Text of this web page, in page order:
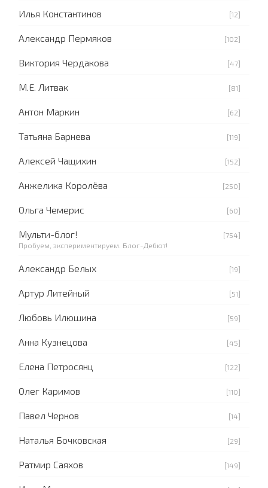
Илья Константинов [12]
Александр Пермяков [102]
Виктория Чердакова [47]
М.Е. Литвак [81]
Антон Маркин [62]
Татьяна Барнева [119]
Алексей Чащихин [152]
Анжелика Королёва [250]
Ольга Чемерис [60]
Мульти-блог!
[754]
Пробуем, экспериментируем. Блог-Дебют!
Александр Белых [19]
Артур Литейный [51]
Любовь Илюшина [59]
Анна Кузнецова [45]
Елена Петросянц [122]
Олег Каримов [110]
Павел Чернов [14]
Наталья Бочковская [29]
Ратмир Саяхов [149]